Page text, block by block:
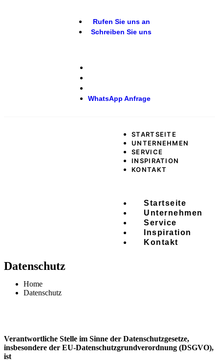
Rufen Sie uns an
Schreiben Sie uns
WhatsApp Anfrage
STARTSEITE
UNTERNEHMEN
SERVICE
INSPIRATION
KONTAKT
Startseite
Unternehmen
Service
Inspiration
Kontakt
Datenschutz
Home
Datenschutz
Verantwortliche Stelle im Sinne der Datenschutzgesetze,
insbesondere der EU-Datenschutzgrundverordnung (DSGVO),
ist